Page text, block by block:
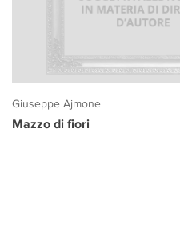
Giuseppe Ajmone
Mazzo di fiori